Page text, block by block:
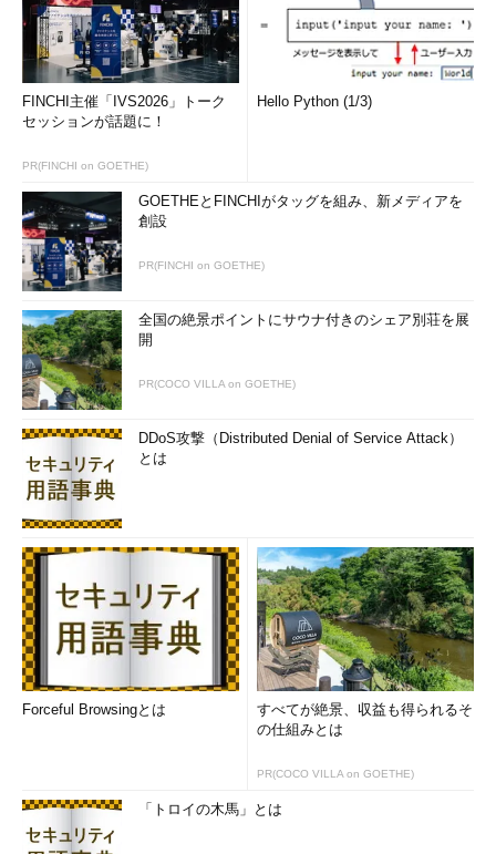
FINCHI主催「IVS2026」トーク
セッションが話題に！
PR(FINCHI on GOETHE)
Hello Python (1/3)
GOETHEとFINCHIがタッグを組み、新メディアを
創設
PR(FINCHI on GOETHE)
全国の絶景ポイントにサウナ付きのシェア別荘を展
開
PR(COCO VILLA on GOETHE)
DDoS攻撃（Distributed Denial of Service Attack）
とは
Forceful Browsingとは
すべてが絶景、収益も得られるそ
の仕組みとは
PR(COCO VILLA on GOETHE)
「トロイの木馬」とは